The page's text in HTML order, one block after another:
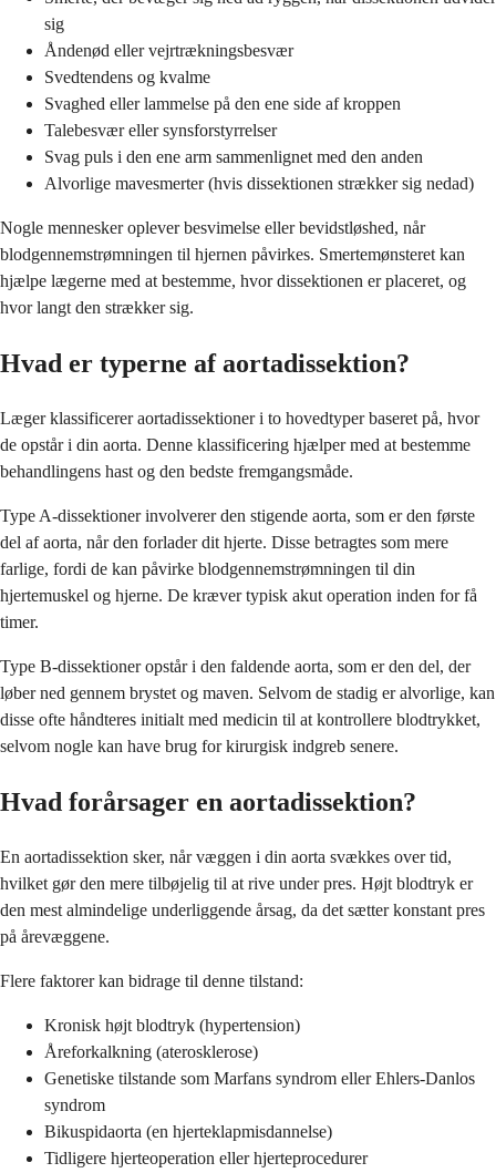
sig
Åndenød eller vejrtrækningsbesvær
Svedtendens og kvalme
Svaghed eller lammelse på den ene side af kroppen
Talebesvær eller synsforstyrrelser
Svag puls i den ene arm sammenlignet med den anden
Alvorlige mavesmerter (hvis dissektionen strækker sig nedad)
Nogle mennesker oplever besvimelse eller bevidstløshed, når
blodgennemstrømningen til hjernen påvirkes. Smertemønsteret kan
hjælpe lægerne med at bestemme, hvor dissektionen er placeret, og
hvor langt den strækker sig.
Hvad er typerne af aortadissektion?
Læger klassificerer aortadissektioner i to hovedtyper baseret på, hvor
de opstår i din aorta. Denne klassificering hjælper med at bestemme
behandlingens hast og den bedste fremgangsmåde.
Type A-dissektioner involverer den stigende aorta, som er den første
del af aorta, når den forlader dit hjerte. Disse betragtes som mere
farlige, fordi de kan påvirke blodgennemstrømningen til din
hjertemuskel og hjerne. De kræver typisk akut operation inden for få
timer.
Type B-dissektioner opstår i den faldende aorta, som er den del, der
løber ned gennem brystet og maven. Selvom de stadig er alvorlige, kan
disse ofte håndteres initialt med medicin til at kontrollere blodtrykket,
selvom nogle kan have brug for kirurgisk indgreb senere.
Hvad forårsager en aortadissektion?
En aortadissektion sker, når væggen i din aorta svækkes over tid,
hvilket gør den mere tilbøjelig til at rive under pres. Højt blodtryk er
den mest almindelige underliggende årsag, da det sætter konstant pres
på årevæggene.
Flere faktorer kan bidrage til denne tilstand:
Kronisk højt blodtryk (hypertension)
Åreforkalkning (aterosklerose)
Genetiske tilstande som Marfans syndrom eller Ehlers-Danlos
syndrom
Bikuspidaorta (en hjerteklapmisdannelse)
Tidligere hjerteoperation eller hjerteprocedurer